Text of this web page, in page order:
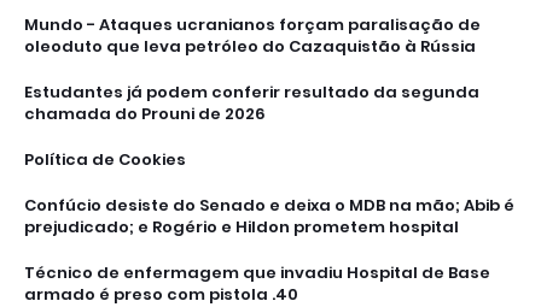
Mundo - Ataques ucranianos forçam paralisação de
oleoduto que leva petróleo do Cazaquistão à Rússia
Estudantes já podem conferir resultado da segunda
chamada do Prouni de 2026
Política de Cookies
Confúcio desiste do Senado e deixa o MDB na mão; Abib é
prejudicado; e Rogério e Hildon prometem hospital
Técnico de enfermagem que invadiu Hospital de Base
armado é preso com pistola .40